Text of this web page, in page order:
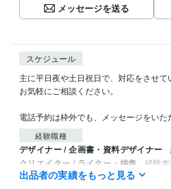
メッセージを送る
スケジュール
主に平日夜や土日祝日で、対応をさせて
お気軽にご相談ください。
電話予約は枠外でも、メッセージをいた
経験職種
デザイナー / 企画書・資料デザイナー
クリエイター / ライター・編集 経験
クリエイター / 作家 経験年数 : 10年
出品者の実績をもっと見る